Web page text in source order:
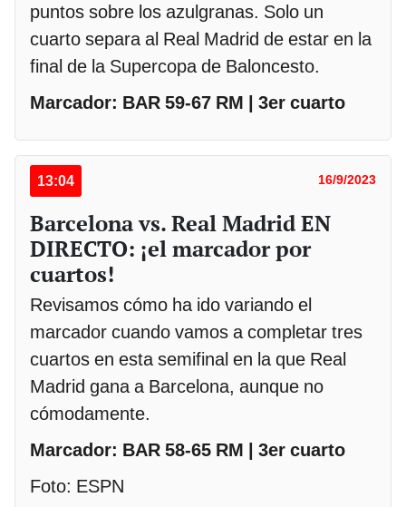
puntos sobre los azulgranas. Solo un
cuarto separa al Real Madrid de estar en la
final de la Supercopa de Baloncesto.
Marcador: BAR 59-67 RM | 3er cuarto
13:04 16/9/2023
Barcelona vs. Real Madrid EN
DIRECTO: ¡el marcador por
cuartos!
Revisamos cómo ha ido variando el
marcador cuando vamos a completar tres
cuartos en esta semifinal en la que Real
Madrid gana a Barcelona, aunque no
cómodamente.
Marcador: BAR 58-65 RM | 3er cuarto
Foto: ESPN